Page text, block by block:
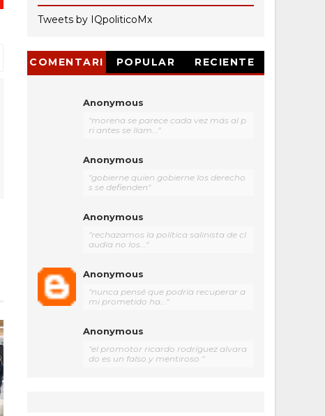
Tweets by IQpoliticoMx
COMENTARI
POPULAR RECIENTE
Anonymous
"morena se parece cada vez más al p
ri antes se llam..."
Anonymous
"gobierne quien gobierne los derecho
s se defienden"
Anonymous
"rechazamos la política salinista de cl
audia no los..."
Anonymous
"nunca pensé que podría recuperar a
mi prometido ha..."
Anonymous
"el promotor ricardo rodríguez alvara
do es un falso y mentiroso "